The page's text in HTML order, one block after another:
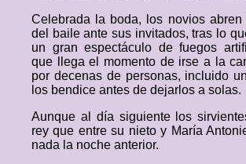
Celebrada la boda, los novios abren
del baile ante sus invitados, tras lo
un gran espectáculo de fuegos
que llega el momento de irse a la
por decenas de personas, incluido
los bendice antes de dejarlos a solas.
Aunque al día siguiente los
rey que entre su nieto y María
nada la noche anterior.